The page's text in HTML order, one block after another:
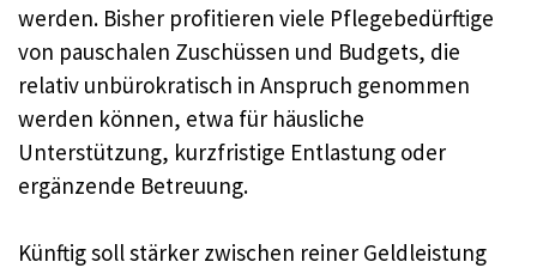
werden. Bisher profitieren viele Pflegebedürftige
von pauschalen Zuschüssen und Budgets, die
relativ unbürokratisch in Anspruch genommen
werden können, etwa für häusliche
Unterstützung, kurzfristige Entlastung oder
ergänzende Betreuung.
Künftig soll stärker zwischen reiner Geldleistung